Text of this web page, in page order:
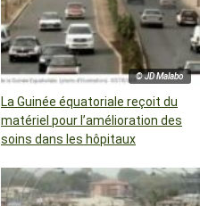
© JD Malabo
La Guinée équatoriale reçoit du
matériel pour l’amélioration des
soins dans les hôpitaux